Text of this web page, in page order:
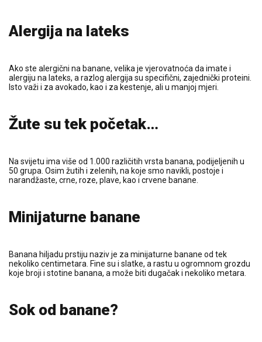
Alergija na lateks
Ako ste alergični na banane, velika je vjerovatnoća da imate i
alergiju na lateks, a razlog alergija su specifični, zajednički proteini.
Isto važi i za avokado, kao i za kestenje, ali u manjoj mjeri.
Žute su tek početak…
Na svijetu ima više od 1.000 različitih vrsta banana, podijeljenih u
50 grupa. Osim žutih i zelenih, na koje smo navikli, postoje i
narandžaste, crne, roze, plave, kao i crvene banane.
Minijaturne banane
Banana hiljadu prstiju naziv je za minijaturne banane od tek
nekoliko centimetara. Fine su i slatke, a rastu u ogromnom grozdu
koje broji i stotine banana, a može biti dugačak i nekoliko metara.
Sok od banane?